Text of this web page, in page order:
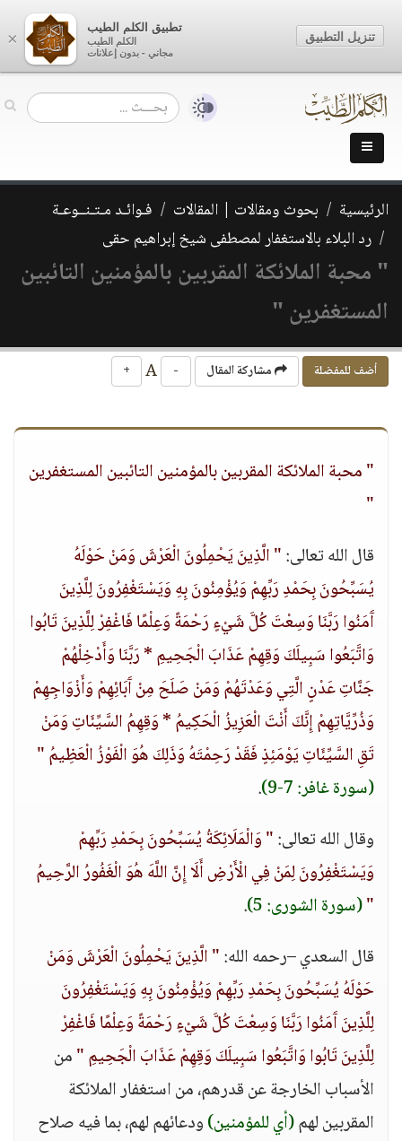
الرئيسية بحوث ومقالات | المقالات
فـوائـد مـتـنــوعـة
رد البلاء بالاستغفار لمصطفى شيخ إبراهيم حقى
" محبة الملائكة المقربين بالمؤمنين التائبين
المستغفرين "
أضف للمفضلة مشاركة المقال -
+
" محبة الملائكة المقربين بالمؤمنين التائبين المستغفرين
"
قال الله تعالى:" الَّذِينَ يَحْمِلُونَ الْعَرْشَ وَمَنْ حَوْلَهُ
يُسَبِّحُونَ بِحَمْدِ رَبِّهِمْ وَيُؤْمِنُونَ بِهِ وَيَسْتَغْفِرُونَ لِلَّذِينَ
آَمَنُوا رَبَّنَا وَسِعْتَ كُلَّ شَيْءٍ رَحْمَةً وَعِلْمًا فَاغْفِرْ لِلَّذِينَ تَابُوا
وَاتَّبَعُوا سَبِيلَكَ وَقِهِمْ عَذَابَ الْجَحِيمِ * رَبَّنَا وَأَدْخِلْهُمْ
جَنَّاتِ عَدْنٍ الَّتِي وَعَدْتَهُمْ وَمَنْ صَلَحَ مِنْ آَبَائِهِمْ وَأَزْوَاجِهِمْ
وَذُرِّيَّاتِهِمْ إِنَّكَ أَنْتَ الْعَزِيزُ الْحَكِيمُ * وَقِهِمُ السَّيِّئَاتِ وَمَنْ
تَقِ السَّيِّئَاتِ يَوْمَئِذٍ فَقَدْ رَحِمْتَهُ وَذَلِكَ هُوَ الْفَوْزُ الْعَظِيمُ "
(سورة غافر: 7-9)
.
وقال الله تعالى:" وَالْمَلَائِكَةُ يُسَبِّحُونَ بِحَمْدِ رَبِّهِمْ
وَيَسْتَغْفِرُونَ لِمَنْ فِي الْأَرْضِ أَلَا إِنَّ اللَّهَ هُوَ الْغَفُورُ الرَّحِيمُ
"(سورة الشورى: 5)
.
قال السعدي –رحمه الله:" الَّذِينَ يَحْمِلُونَ الْعَرْشَ وَمَنْ
حَوْلَهُ يُسَبِّحُونَ بِحَمْدِ رَبِّهِمْ وَيُؤْمِنُونَ بِهِ وَيَسْتَغْفِرُونَ
لِلَّذِينَ آَمَنُوا رَبَّنَا وَسِعْتَ كُلَّ شَيْءٍ رَحْمَةً وَعِلْمًا فَاغْفِرْ
لِلَّذِينَ تَابُوا وَاتَّبَعُوا سَبِيلَكَ وَقِهِمْ عَذَابَ الْجَحِيمِ "من
الأسباب الخارجة عن قدرهم، من استغفار الملائكة
المقربين لهم(أي للمؤمنين)ودعائهم لهم، بما فيه صلاح
×
تطبيق الكلم الطيب
الكلم الطيب
مجاني - بدون إعلانات
تنزيل التطبيق